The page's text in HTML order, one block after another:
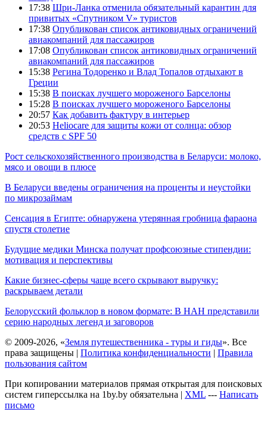
17:38 Шри-Ланка отменила обязательный карантин для
привитых «Спутником V» туристов
17:38 Опубликован список антиковидных ограничений
авиакомпаний для пассажиров
17:08 Опубликован список антиковидных ограничений
авиакомпаний для пассажиров
15:38 Регина Тодоренко и Влад Топалов отдыхают в
Греции
15:38 В поисках лучшего мороженого Барселоны
15:28 В поисках лучшего мороженого Барселоны
20:57 Как добавить фактуру в интерьер
20:53 Heliocare для защиты кожи от солнца: обзор
средств с SPF 50
Рост сельскохозяйственного производства в Беларуси: молоко,
мясо и овощи в плюсе
В Беларуси введены ограничения на проценты и неустойки
по микрозаймам
Сенсация в Египте: обнаружена утерянная гробница фараона
спустя столетие
Будущие медики Минска получат профсоюзные стипендии:
мотивация и перспективы
Какие бизнес-сферы чаще всего скрывают выручку:
раскрываем детали
Белорусский фольклор в новом формате: В НАН представили
серию народных легенд и заговоров
© 2009-2026, «Земля путешественника - туры и гиды». Все
права защищены | Политика конфиденциальности | Правила
пользования сайтом
При копировании материалов прямая открытая для поисковых
систем гиперссылка на 1by.by обязательна | XML --- Написать
письмо